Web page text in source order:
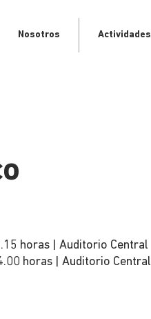
Nosotros Actividades
horas | Auditorio Central
horas | Auditorio Central